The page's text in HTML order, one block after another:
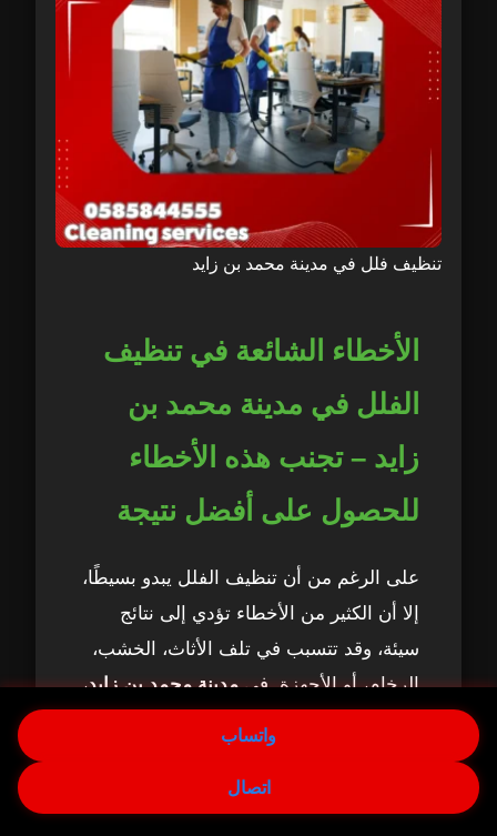
تنظيف فلل في مدينة محمد بن زايد
الأخطاء الشائعة في تنظيف
الفلل في مدينة محمد بن
زايد – تجنب هذه الأخطاء
للحصول على أفضل نتيجة
على الرغم من أن تنظيف الفلل يبدو بسيطًا،
إلا أن الكثير من الأخطاء تؤدي إلى نتائج
سيئة، وقد تتسبب في تلف الأثاث، الخشب،
الرخام، أو الأجهزة. فيمدينة محمد بن زايد،
1. استخدام مواد تنظيف غير
واتساب
اتصال